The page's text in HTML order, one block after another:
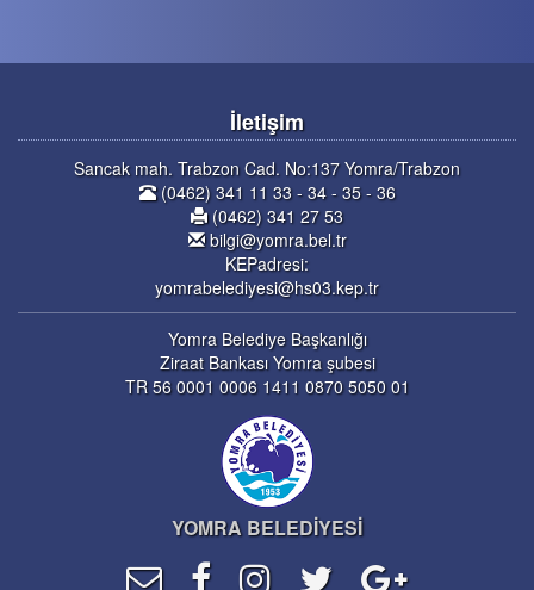
İletişim
Sancak mah. Trabzon Cad. No:137 Yomra/Trabzon
(0462) 341 11 33 - 34 - 35 - 36
(0462) 341 27 53
bilgi@yomra.bel.tr
KEPadresi:
yomrabelediyesi@hs03.kep.tr
Yomra Belediye Başkanlığı
Ziraat Bankası Yomra şubesi
TR 56 0001 0006 1411 0870 5050 01
YOMRA BELEDİYESİ